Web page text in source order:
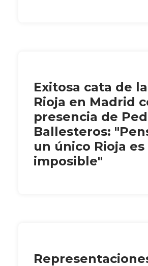
Exitosa cata de la
Rioja en Madrid
presencia de
Ballesteros:
un único Rioja es
imposible"